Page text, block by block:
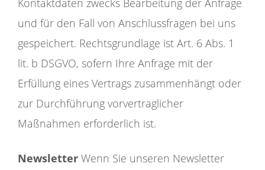
Kontaktdaten zwecks Bearbeitung der Anfrage
und für den Fall von Anschlussfragen bei uns
gespeichert. Rechtsgrundlage ist Art. 6 Abs. 1
lit. b DSGVO, sofern Ihre Anfrage mit der
Erfüllung eines Vertrags zusammenhängt oder
zur Durchführung vorvertraglicher
Maßnahmen erforderlich ist.
Newsletter Wenn Sie unseren Newsletter